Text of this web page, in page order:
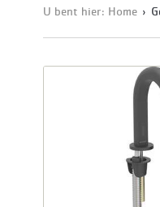
U bent hier: Home